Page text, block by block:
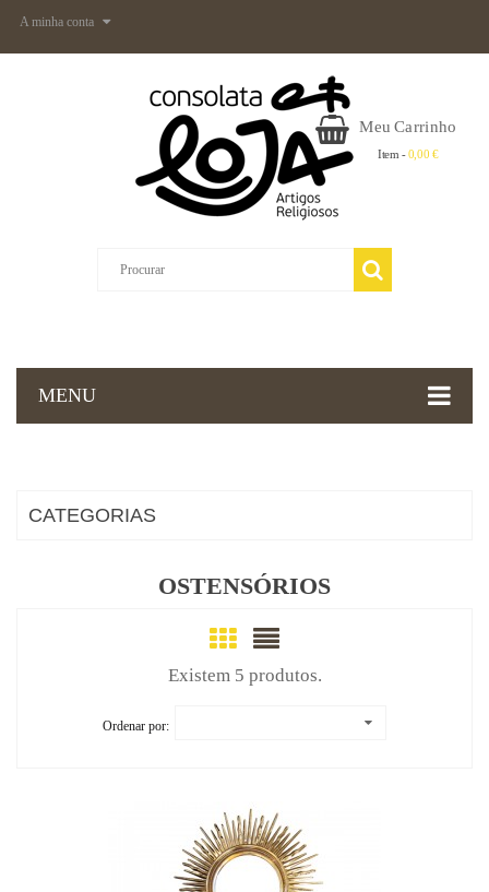
A minha conta
Meu Carrinho
Item - 0,00 €
MENU
CATEGORIAS
OSTENSÓRIOS
Existem 5 produtos.
Ordenar por: